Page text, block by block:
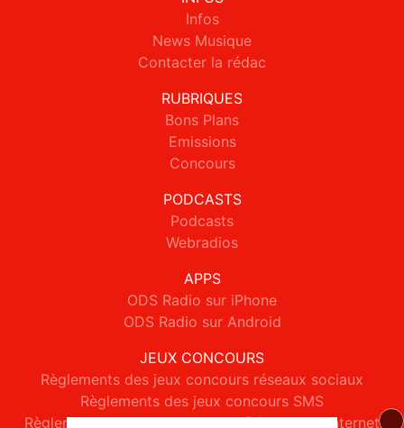
Infos
News Musique
Contacter la rédac
RUBRIQUES
Bons Plans
Emissions
Concours
PODCASTS
Podcasts
Webradios
APPS
ODS Radio sur iPhone
ODS Radio sur Android
JEUX CONCOURS
Règlements des jeux concours réseaux sociaux
Règlements des jeux concours SMS
Règlements des jeux concours téléphone et internet